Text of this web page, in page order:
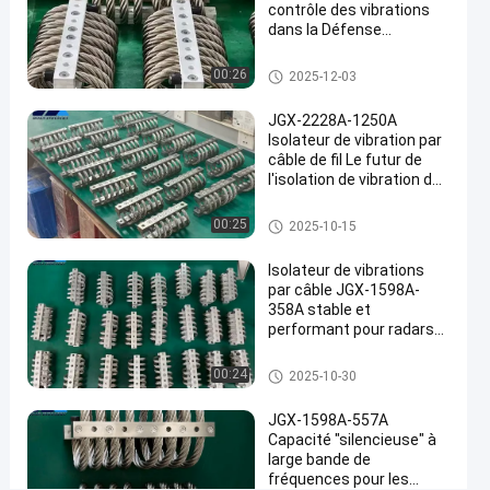
câble
métallique
04-05
points
de vue
Maintenant.
Partager
#
de
vibrations
#
Amortissement
de l'isolateur
métalliques
#
Amortisseur
de
vibrations
S
00:26
contrôle des vibrations
dans la Défense
industrielle de pointe
Amortisseur de vibration de câ
ble métallique
2025-12-03
00:25
JGX-2228A-1250A
Isolateur de vibration par
câble de fil Le futur de
l'isolation de vibration des
Amortisseur de vibration de câ
ble métallique
2025-10-15
00:24
Isolateur de vibrations
par câble JGX-1598A-
358A stable et
performant pour radars
équipements de
navigation
Amortisseur de vibration de câ
ble métallique
2025-10-30
JGX-1598A-557A
Capacité "silencieuse" à
large bande de
fréquences pour les